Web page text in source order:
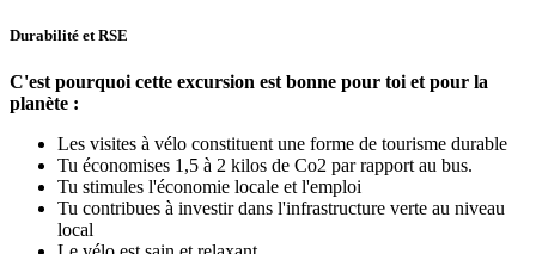
Durabilité et RSE
C'est pourquoi cette excursion est bonne pour toi et pour la
planète :
Les visites à vélo constituent une forme de tourisme durable
Tu économises 1,5 à 2 kilos de Co2 par rapport au bus.
Tu stimules l'économie locale et l'emploi
Tu contribues à investir dans l'infrastructure verte au niveau
local